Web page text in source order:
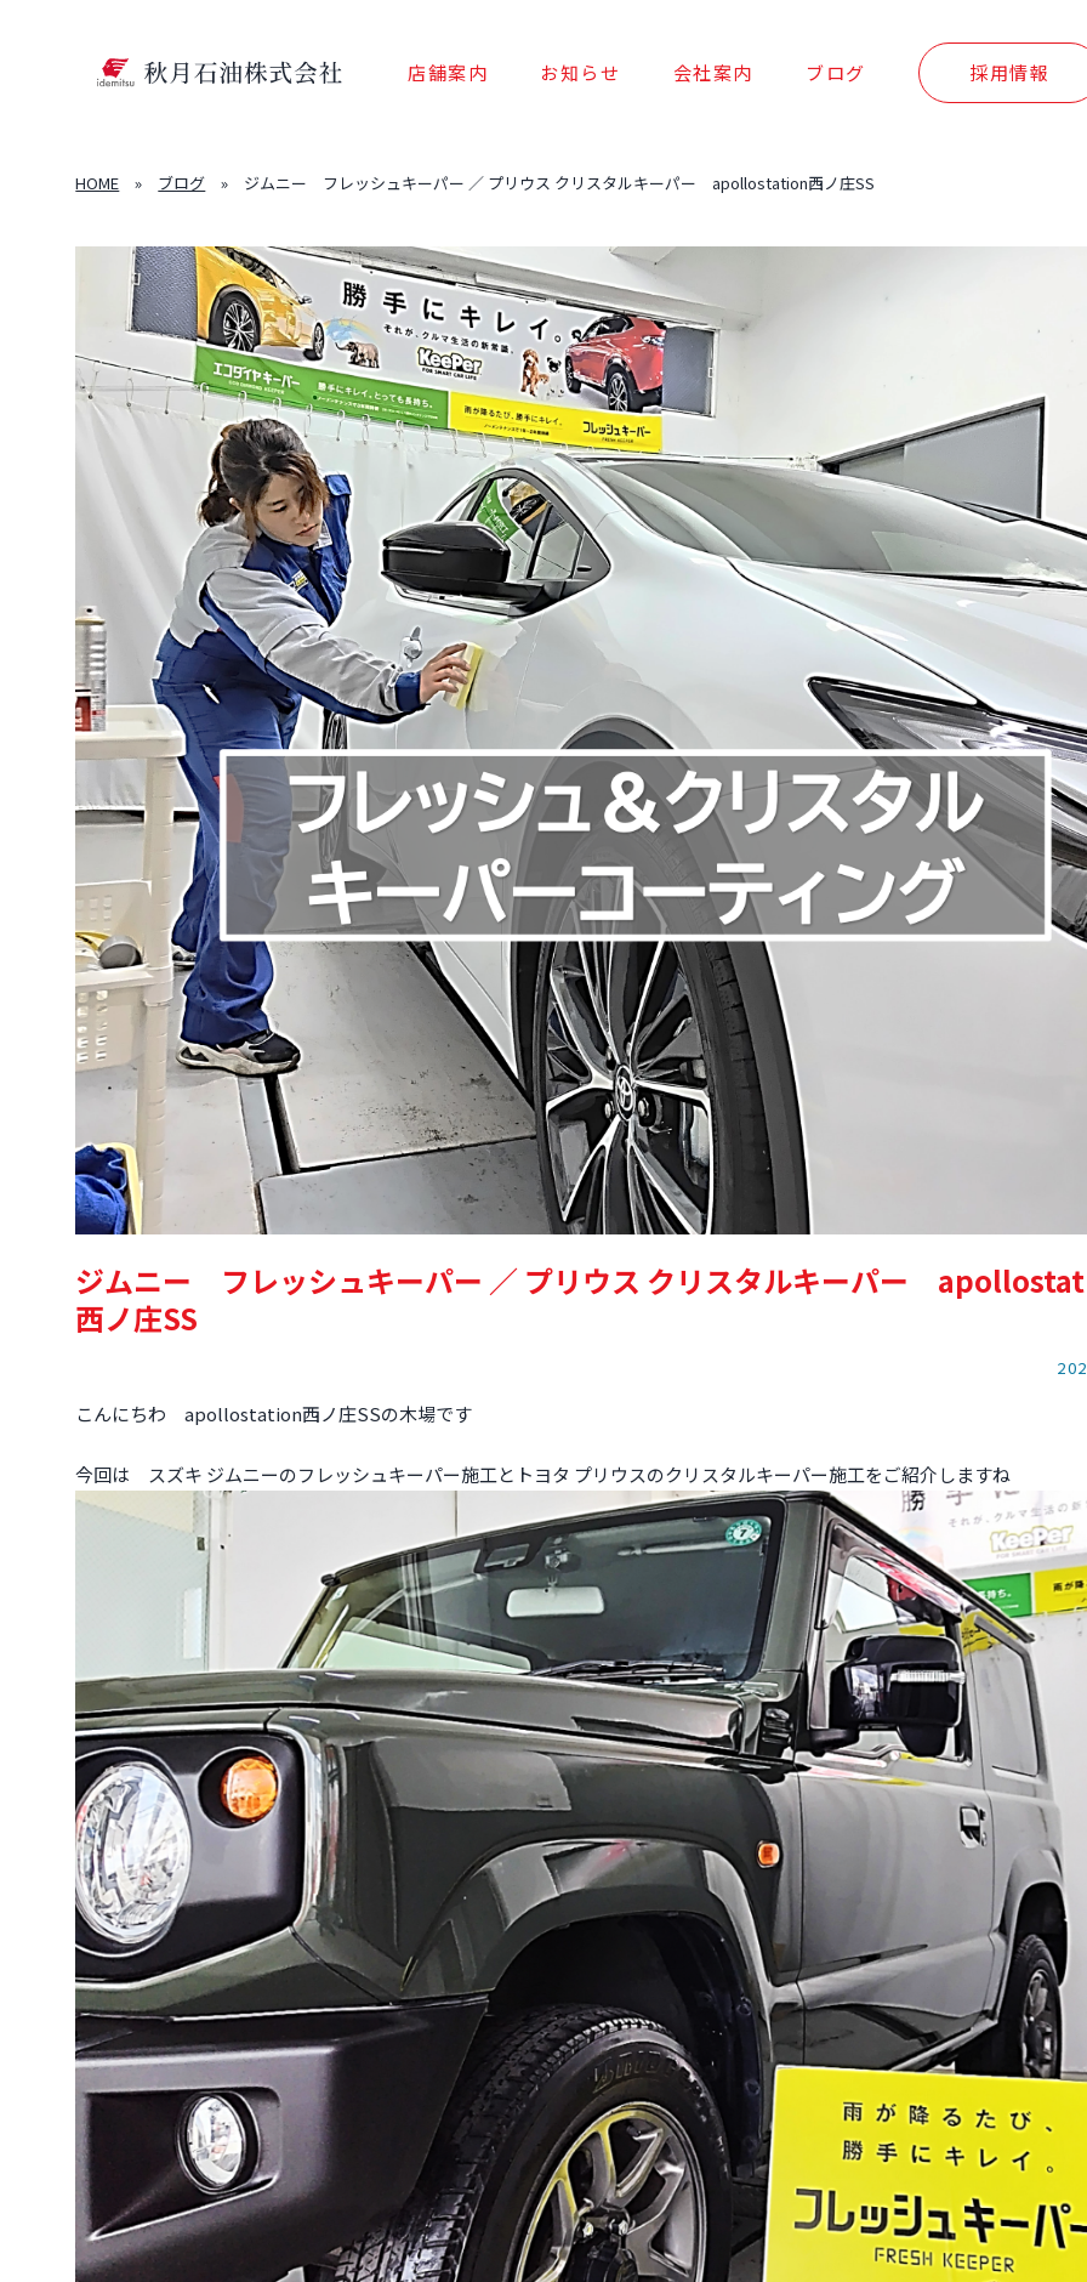
店舗案内 お知らせ 会社案内 ブログ 採用情報
HOME » ブログ » ジムニー フレッシュキーパー ／ プリウス クリスタルキーパー apollostation西ノ庄SS
ジムニー フレッシュキーパー ／ プリウス クリスタルキーパー
西ノ庄SS
こんにちわ apollostation西ノ庄SSの木場です
今回は スズキ ジムニーのフレッシュキーパー施工とトヨタ プリウスのクリスタルキーパー施工をご紹介しますね